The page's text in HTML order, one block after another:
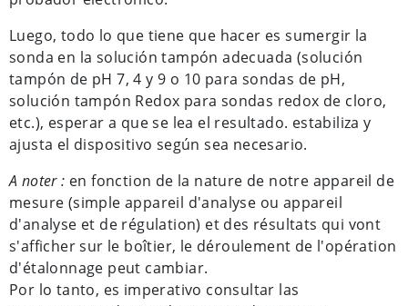
Luego, todo lo que tiene que hacer es sumergir la
sonda en la solución tampón adecuada (solución
tampón de pH 7, 4 y 9 o 10 para sondas de pH,
solución tampón Redox para sondas redox de cloro,
etc.), esperar a que se lea el resultado. estabiliza y
ajusta el dispositivo según sea necesario.
A noter : en fonction de la nature de notre appareil de
mesure (simple appareil d'analyse ou appareil
d'analyse et de régulation) et des résultats qui vont
s'afficher sur le boîtier, le déroulement de l'opération
d'étalonnage peut cambiar.
Por lo tanto, es imperativo consultar las